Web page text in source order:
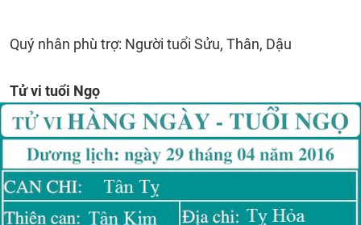
Quý nhân phù trợ: Người tuổi Sửu, Thân, Dậu
Tử vi tuổi Ngọ